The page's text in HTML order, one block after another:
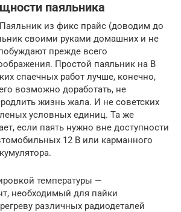
паяльника
из фикс прайс (доводим до
своими руками домашних и не
прежде всего
Простой паяльник на В
спаечных работ лучше, конечно,
возможно доработать, не
жизнь жала. И не советских
условных единиц. Та же
если паять нужно вне доступности
12 В или карманного
температуры —
необходимый для пайки
различных радиодеталей